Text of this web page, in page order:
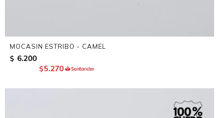
MOCASIN ESTRIBO - CAMEL
$ 6.200
$5.270